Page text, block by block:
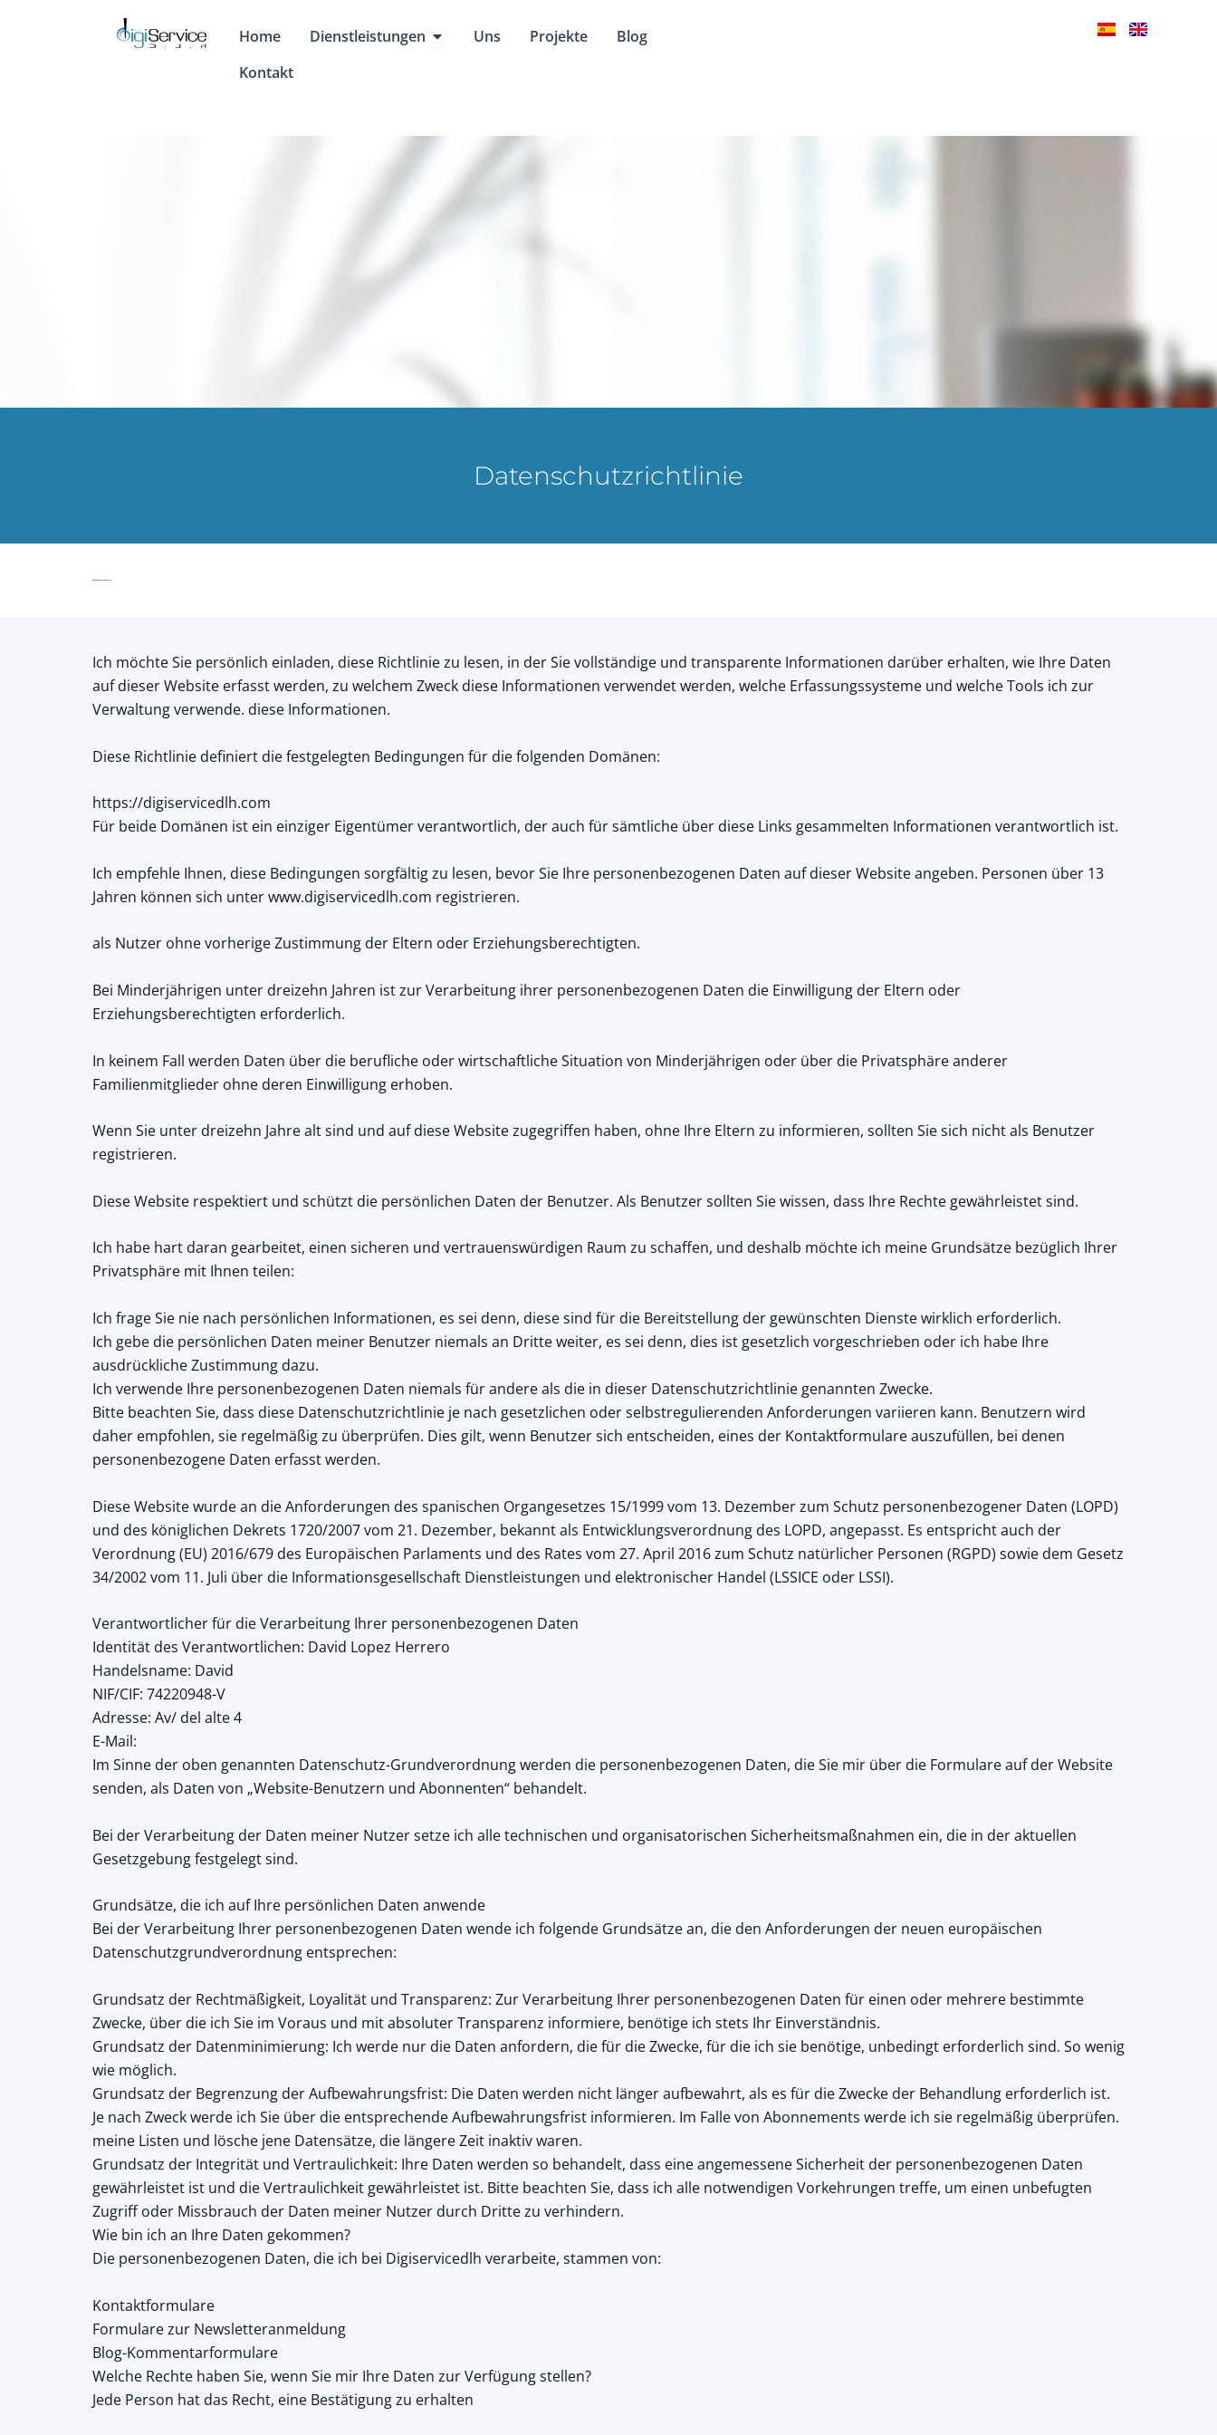
Home Dienstleistungen Öffne Dienstleistungen
Uns Projekte
Blog
Kontakt
Datenschutzrichtlinie
Datenschutzrichtlinie
Ich möchte Sie persönlich einladen, diese Richtlinie zu lesen, in der Sie vollständige und transparente Informationen darüber erhalten, wie Ihre Daten
auf dieser Website erfasst werden, zu welchem ​​Zweck diese Informationen verwendet werden, welche Erfassungssysteme und welche Tools ich zur
Verwaltung verwende. diese Informationen.
Diese Richtlinie definiert die festgelegten Bedingungen für die folgenden Domänen:
https://digiservicedlh.com
Für beide Domänen ist ein einziger Eigentümer verantwortlich, der auch für sämtliche über diese Links gesammelten Informationen verantwortlich ist.
Ich empfehle Ihnen, diese Bedingungen sorgfältig zu lesen, bevor Sie Ihre personenbezogenen Daten auf dieser Website angeben. Personen über 13
Jahren können sich unter www.digiservicedlh.com registrieren.
als Nutzer ohne vorherige Zustimmung der Eltern oder Erziehungsberechtigten.
Bei Minderjährigen unter dreizehn Jahren ist zur Verarbeitung ihrer personenbezogenen Daten die Einwilligung der Eltern oder
Erziehungsberechtigten erforderlich.
In keinem Fall werden Daten über die berufliche oder wirtschaftliche Situation von Minderjährigen oder über die Privatsphäre anderer
Familienmitglieder ohne deren Einwilligung erhoben.
Wenn Sie unter dreizehn Jahre alt sind und auf diese Website zugegriffen haben, ohne Ihre Eltern zu informieren, sollten Sie sich nicht als Benutzer
registrieren.
Diese Website respektiert und schützt die persönlichen Daten der Benutzer. Als Benutzer sollten Sie wissen, dass Ihre Rechte gewährleistet sind.
Ich habe hart daran gearbeitet, einen sicheren und vertrauenswürdigen Raum zu schaffen, und deshalb möchte ich meine Grundsätze bezüglich Ihrer
Privatsphäre mit Ihnen teilen:
Ich frage Sie nie nach persönlichen Informationen, es sei denn, diese sind für die Bereitstellung der gewünschten Dienste wirklich erforderlich.
Ich gebe die persönlichen Daten meiner Benutzer niemals an Dritte weiter, es sei denn, dies ist gesetzlich vorgeschrieben oder ich habe Ihre
ausdrückliche Zustimmung dazu.
Ich verwende Ihre personenbezogenen Daten niemals für andere als die in dieser Datenschutzrichtlinie genannten Zwecke.
Bitte beachten Sie, dass diese Datenschutzrichtlinie je nach gesetzlichen oder selbstregulierenden Anforderungen variieren kann. Benutzern wird
daher empfohlen, sie regelmäßig zu überprüfen. Dies gilt, wenn Benutzer sich entscheiden, eines der Kontaktformulare auszufüllen, bei denen
personenbezogene Daten erfasst werden.
Diese Website wurde an die Anforderungen des spanischen Organgesetzes 15/1999 vom 13. Dezember zum Schutz personenbezogener Daten (LOPD)
und des königlichen Dekrets 1720/2007 vom 21. Dezember, bekannt als Entwicklungsverordnung des LOPD, angepasst. Es entspricht auch der
Verordnung (EU) 2016/679 des Europäischen Parlaments und des Rates vom 27. April 2016 zum Schutz natürlicher Personen (RGPD) sowie dem Gesetz
34/2002 vom 11. Juli über die Informationsgesellschaft Dienstleistungen und elektronischer Handel (LSSICE oder LSSI).
Verantwortlicher für die Verarbeitung Ihrer personenbezogenen Daten
Identität des Verantwortlichen: David Lopez Herrero
Handelsname: David
NIF/CIF: 74220948-V
Adresse: Av/ del alte 4
E-Mail:
Im Sinne der oben genannten Datenschutz-Grundverordnung werden die personenbezogenen Daten, die Sie mir über die Formulare auf der Website
senden, als Daten von „Website-Benutzern und Abonnenten“ behandelt.
Bei der Verarbeitung der Daten meiner Nutzer setze ich alle technischen und organisatorischen Sicherheitsmaßnahmen ein, die in der aktuellen
Gesetzgebung festgelegt sind.
Grundsätze, die ich auf Ihre persönlichen Daten anwende
Bei der Verarbeitung Ihrer personenbezogenen Daten wende ich folgende Grundsätze an, die den Anforderungen der neuen europäischen
Datenschutzgrundverordnung entsprechen:
Grundsatz der Rechtmäßigkeit, Loyalität und Transparenz: Zur Verarbeitung Ihrer personenbezogenen Daten für einen oder mehrere bestimmte
Zwecke, über die ich Sie im Voraus und mit absoluter Transparenz informiere, benötige ich stets Ihr Einverständnis.
Grundsatz der Datenminimierung: Ich werde nur die Daten anfordern, die für die Zwecke, für die ich sie benötige, unbedingt erforderlich sind. So wenig
wie möglich.
Grundsatz der Begrenzung der Aufbewahrungsfrist: Die Daten werden nicht länger aufbewahrt, als es für die Zwecke der Behandlung erforderlich ist.
Je nach Zweck werde ich Sie über die entsprechende Aufbewahrungsfrist informieren. Im Falle von Abonnements werde ich sie regelmäßig überprüfen.
meine Listen und lösche jene Datensätze, die längere Zeit inaktiv waren.
Grundsatz der Integrität und Vertraulichkeit: Ihre Daten werden so behandelt, dass eine angemessene Sicherheit der personenbezogenen Daten
gewährleistet ist und die Vertraulichkeit gewährleistet ist. Bitte beachten Sie, dass ich alle notwendigen Vorkehrungen treffe, um einen unbefugten
Zugriff oder Missbrauch der Daten meiner Nutzer durch Dritte zu verhindern.
Wie bin ich an Ihre Daten gekommen?
Die personenbezogenen Daten, die ich bei Digiservicedlh verarbeite, stammen von:
Kontaktformulare
Formulare zur Newsletteranmeldung
Blog-Kommentarformulare
Welche Rechte haben Sie, wenn Sie mir Ihre Daten zur Verfügung stellen?
Jede Person hat das Recht, eine Bestätigung zu erhalten